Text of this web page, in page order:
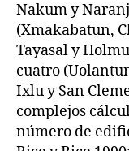
Nakum y
(Xmakabatun,
Tayasal y
cuatro
Ixlu y San
complejos
número de